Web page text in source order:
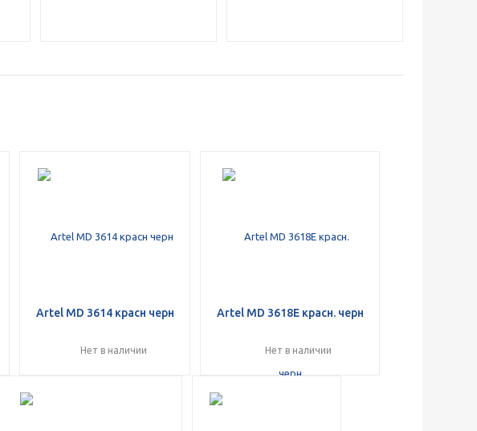
Artel MD 3614 красн черн
Нет в наличии
Artel MD 3618E красн. черн
Нет в наличии